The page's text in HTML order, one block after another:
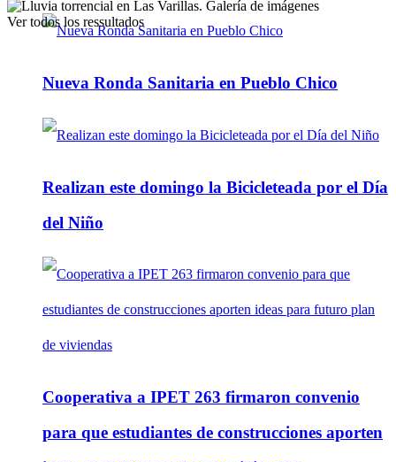
Nueva Ronda Sanitaria en Pueblo Chico
Realizan este domingo la Bicicleteada por el Día
del Niño
Cooperativa a IPET 263 firmaron convenio
para que estudiantes de construcciones aporten
Ver todos los ressultados